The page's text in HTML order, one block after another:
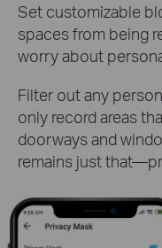
Set customizable
spaces from being
worry about
Filter out any
only record areas
doorways and
remains just